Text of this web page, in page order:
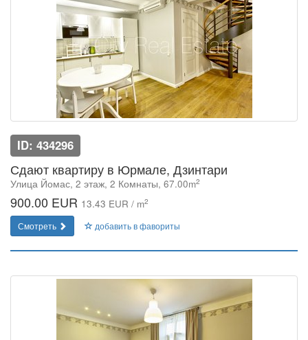
ID: 434296
Сдают квартиру в Юрмале, Дзинтари
Улица Йомас, 2 этаж, 2 Комнаты, 67.00m2
900.00 EUR 13.43 EUR / m2
Смотреть добавить в фавориты